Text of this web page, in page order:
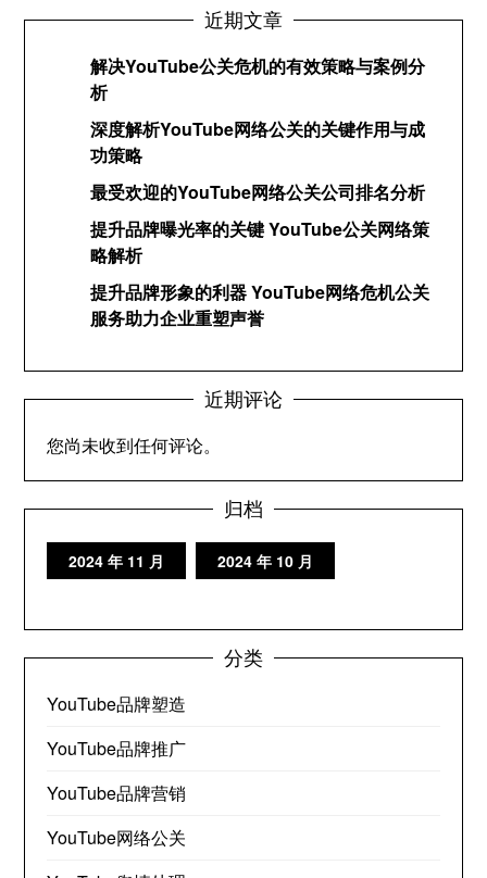
近期文章
解决YouTube公关危机的有效策略与案例分
析
深度解析YouTube网络公关的关键作用与成
功策略
最受欢迎的YouTube网络公关公司排名分析
提升品牌曝光率的关键 YouTube公关网络策
略解析
提升品牌形象的利器 YouTube网络危机公关
服务助力企业重塑声誉
近期评论
您尚未收到任何评论。
归档
2024 年 11 月 2024 年 10 月
分类
YouTube品牌塑造
YouTube品牌推广
YouTube品牌营销
YouTube网络公关